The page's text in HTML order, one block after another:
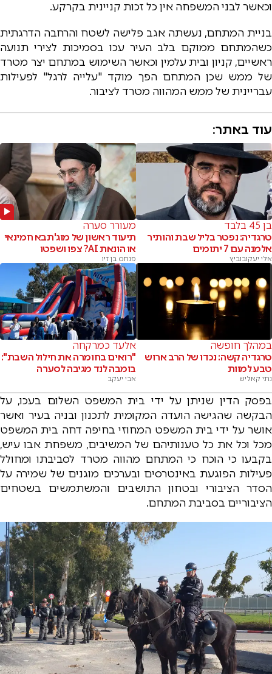
וכאשר לבני המשפחה אין כל זכות קניינית בקרקע.
בניית המתחם, נעשתה אגב פלישה לשטח והרחבה הדרגתית
כשהמתחם ממוקם בלב העיר עכו בסמיכות לצירי תנועה
ראשיים, קניון ובית עלמין וכאשר השימוש במתחם יצר מטרד
של ממש שכן המתחם הפך מוקד "עלייה לרגל" לפעילות
עבריינית של ממש המהווה מטרד לציבור.
עוד באתר:
בן 45 בלבד
טרגדיה: נפטר בליל שבת והותיר
אלמנה עם 7 יתומים
אלי יעקובוביץ
מעורר סערה
תיעוד ראשון של מוג'תבא חמינאי
או הונאת AI? צפו ושפטו
פנחס בן זיו
במהלך חופשה
טרגדיה קשה: נכדו של הרב ארוש
טבע למוות
נתי קאליש
אלעד כמרקחה
"רואים בחומרה את חילול השבת":
בומבה לנד מגיבה לסערה
אבי יעקב
בפסק הדין שניתן על ידי בית המשפט השלום בעכו, על
הבקשה שהגישה הועדה המקומית לתכנון ובניה בעיר ואשר
אושר על ידי בית המשפט המחוזי בחיפה דחה בית המשפט
מכל וכל את כל טענותיהם של המשיבים, משפחת אבו עיש,
בקבעו כי הוכח כי המתחם מהווה מטרד לסביבתו ומחולל
פעילות הפוגעת באינטרסים ובערכים מוגנים של שמירה על
הסדר הציבורי ובטחון התושבים והמשתמשים בשטחים
הציבוריים בסביבת המתחם.